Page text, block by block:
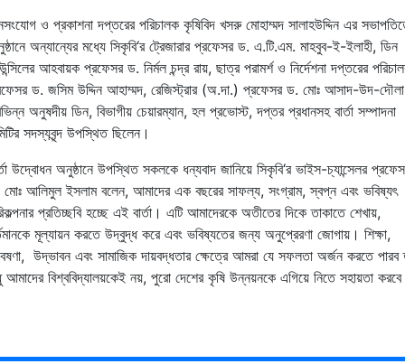
ও প্রকাশনা দপ্তরের পরিচালক কৃষিবিদ খসরু মোহাম্মদ সালাহউদ্দিন এর
অন্যান্যের মধ্যে সিকৃবি‘র ট্রেজারার প্রফেসর ড. এ.টি.এম. মাহবুব-ই-ইলাহী, ডিন
আহবায়ক প্রফেসর ড. নির্মল চন্দ্র রায়, ছাত্র পরামর্শ ও নির্দেশনা দপ্তরের
ড. জসিম উদ্দিন আহাম্মদ, রেজিস্ট্রার(অ.দা.) প্রফেসর ড. মোঃ আসাদ-উদ-
অনুষদীয় ডিন, বিভাগীয় চেয়ারম্যান, হল প্রভোস্ট, দপ্তর প্রধানসহ বার্তা সম্পাদনা
সদস্যবৃন্দ উপস্থিত ছিলেন।
উদ্বোধন অনুষ্ঠানে উপস্থিত সকলকে ধন্যবাদ জানিয়ে সিকৃবি‘র ভাইস-চ্যান্সেলর
মোঃ আলিমুল ইসলাম বলেন, আমাদের এক বছরের সাফল্য, সংগ্রাম,স্বপ্ন এবং ভবিষ্যৎ
প্রতিচ্ছবি হচ্ছে এই বার্তা। এটি আমাদেরকে অতীতের দিকে তাকাতে শেখায়,
মূল্যায়ন করতে উদ্বুদ্ধ করে এবং ভবিষ্যতের জন্য অনুপ্রেরণা জোগায়। শিক্ষা,
, উদ্ভাবন এবং সামাজিক দায়বদ্ধতার ক্ষেত্রে আমরা যে সফলতা অর্জন করতে পারব
আমাদের বিশ্ববিদ্যালয়কেই নয়, পুরো দেশের কৃষি উন্নয়নকে এগিয়ে নিতে সহায়তা